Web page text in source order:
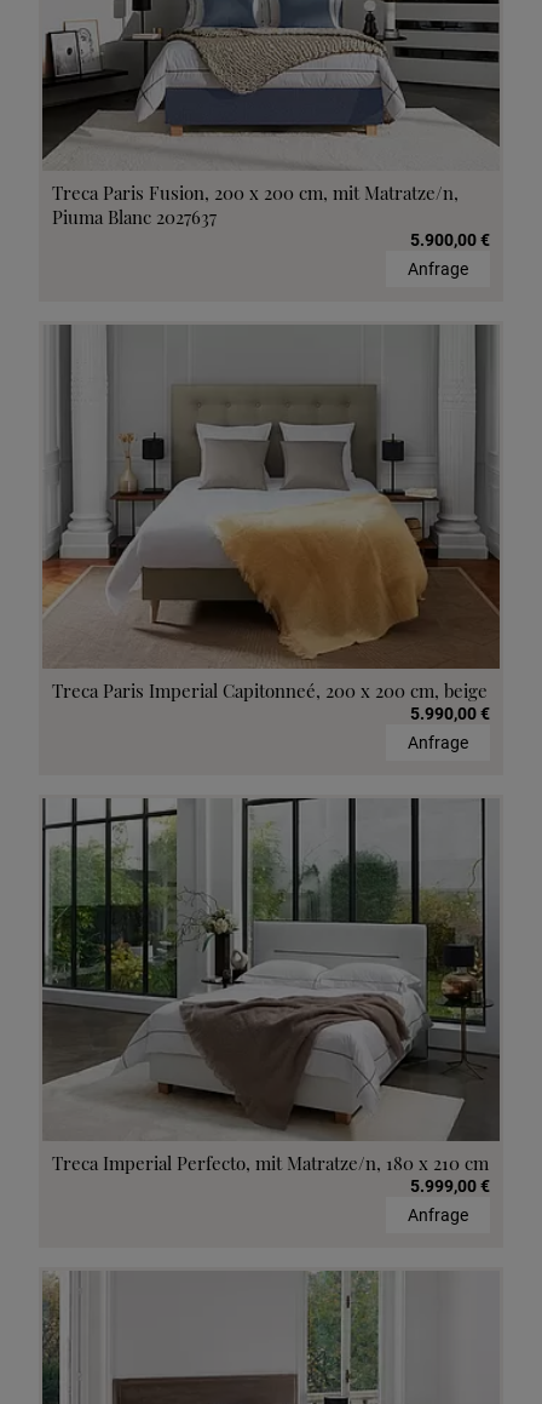
Treca Paris Fusion, 200 x 200 cm, mit Matratze/n,
Piuma Blanc 2027637
5.900,00 €
Anfrage
Treca Paris Imperial Capitonneé, 200 x 200 cm, beige
5.990,00 €
Anfrage
Treca Imperial Perfecto, mit Matratze/n, 180 x 210 cm
5.999,00 €
Anfrage